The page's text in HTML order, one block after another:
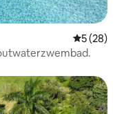
5 (28)